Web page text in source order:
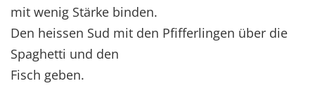
mit wenig Stärke binden.
Den heissen Sud mit den Pfifferlingen über die
Spaghetti und den
Fisch geben.